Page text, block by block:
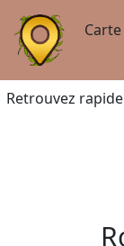
Retrouvez